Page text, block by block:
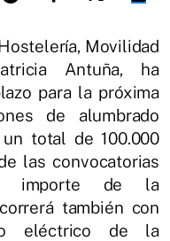
Movilidad
Antuña, ha
para la próxima
de alumbrado
total de 100.000
las convocatorias
importe de la
también con
eléctrico de la